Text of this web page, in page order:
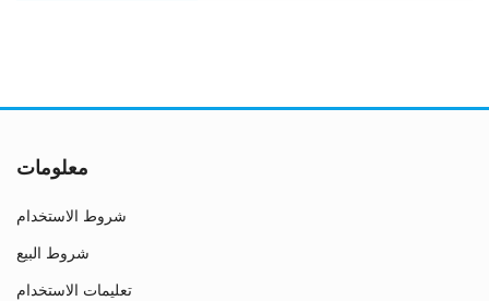
معلومات
شروط الاستخدام
شروط البيع
تعليمات الاستخدام